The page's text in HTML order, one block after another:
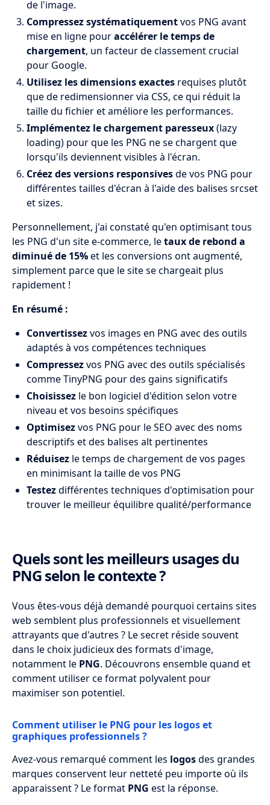
de l'image.
Compressez systématiquementvos PNG avant
mise en ligne pouraccélérer le temps de
chargement, un facteur de classement crucial
pour Google.
Utilisez les dimensions exactes requises plutôt
que de redimensionner via CSS, ce qui réduit la
taille du fichier et améliore les performances.
Implémentez le chargement paresseux(lazy
loading) pour que les PNG ne se chargent que
lorsqu'ils deviennent visibles à l'écran.
Créez des versions responsivesde vos PNG pour
différentes tailles d'écran à l'aide des balises srcset
et sizes.
Personnellement, j'ai constaté qu'en optimisant tous
les PNG d'un site e-commerce, letaux de rebond a
diminué de 15%et les conversions ont augmenté,
simplement parce que le site se chargeait plus
rapidement !
En résumé :
Convertissezvos images en PNG avec des outils
adaptés à vos compétences techniques
Compressezvos PNG avec des outils spécialisés
comme TinyPNG pour des gains significatifs
Choisissez le bon logiciel d'édition selon votre
niveau et vos besoins spécifiques
Optimisezvos PNG pour le SEO avec des noms
descriptifs et des balises alt pertinentes
Réduisez le temps de chargement de vos pages
en minimisant la taille de vos PNG
Testezdifférentes techniques d'optimisation pour
trouver le meilleur équilibre qualité/performance
Quels sont les meilleurs usages du
PNG selon le contexte ?
Vous êtes-vous déjà demandé pourquoi certains sites
web semblent plus professionnels et visuellement
attrayants que d'autres ? Le secret réside souvent
dans le choix judicieux des formats d'image,
notamment le PNG. Découvrons ensemble quand et
comment utiliser ce format polyvalent pour
maximiser son potentiel.
Comment utiliser le PNG pour les logos et
graphiques professionnels ?
Avez-vous remarqué comment les logosdes grandes
marques conservent leur netteté peu importe où ils
apparaissent ? Le format PNG est la réponse.